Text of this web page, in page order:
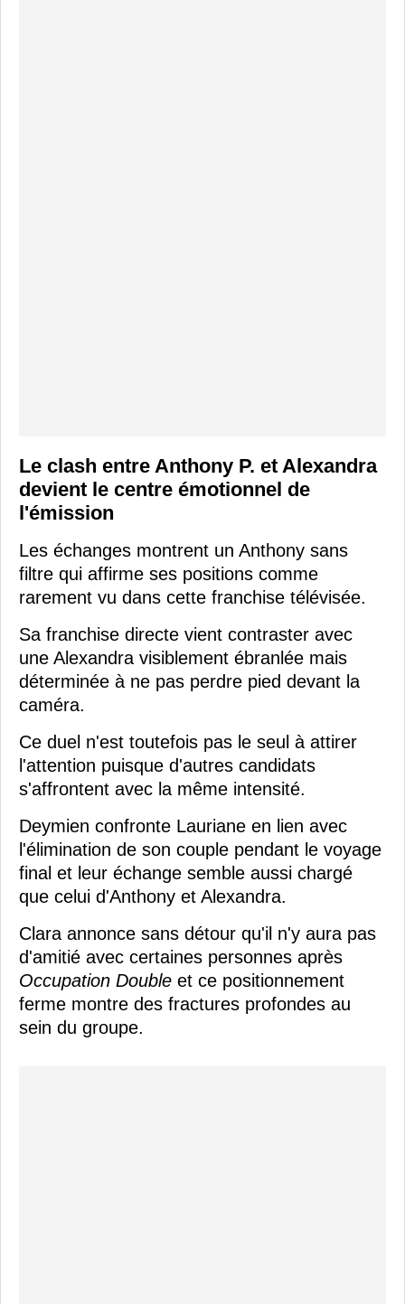
Le clash entre Anthony P. et Alexandra
devient le centre émotionnel de
l'émission
Les échanges montrent un Anthony sans
filtre qui affirme ses positions comme
rarement vu dans cette franchise télévisée.
Sa franchise directe vient contraster avec
une Alexandra visiblement ébranlée mais
déterminée à ne pas perdre pied devant la
caméra.
Ce duel n'est toutefois pas le seul à attirer
l'attention puisque d'autres candidats
s'affrontent avec la même intensité.
Deymien confronte Lauriane en lien avec
l'élimination de son couple pendant le voyage
final et leur échange semble aussi chargé
que celui d'Anthony et Alexandra.
Clara annonce sans détour qu'il n'y aura pas
d'amitié avec certaines personnes après
Occupation Double et ce positionnement
ferme montre des fractures profondes au
sein du groupe.